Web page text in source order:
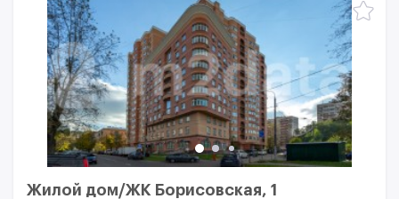
Жилой дом/ЖК Борисовская, 1